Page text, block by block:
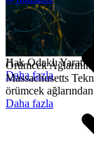
Hak Odaklı
Daha fazla
Örümcek
Massachusetts
örümcek
Daha fazla